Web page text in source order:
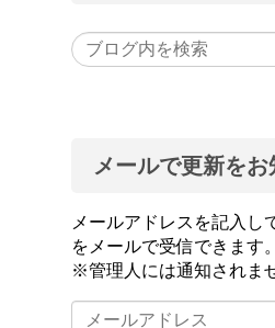
メールで更新をお
メールアドレスを記入し
をメールで受信できます。
※管理人には通知されま
メ